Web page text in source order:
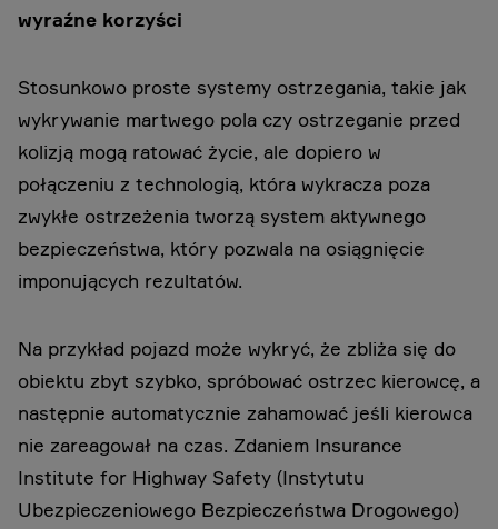
wyraźne korzyści
Stosunkowo proste systemy ostrzegania, takie jak
wykrywanie martwego pola czy ostrzeganie przed
kolizją mogą ratować życie, ale dopiero w
połączeniu z technologią, która wykracza poza
zwykłe ostrzeżenia tworzą system aktywnego
bezpieczeństwa, który pozwala na osiągnięcie
imponujących rezultatów.
Na przykład pojazd może wykryć, że zbliża się do
obiektu zbyt szybko, spróbować ostrzec kierowcę, a
następnie automatycznie zahamować jeśli kierowca
nie zareagował na czas. Zdaniem Insurance
Institute for Highway Safety (Instytutu
Ubezpieczeniowego Bezpieczeństwa Drogowego)